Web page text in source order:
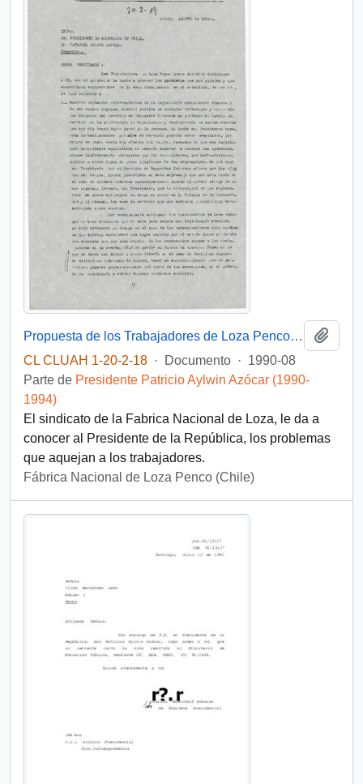
Propuesta de los Trabajadores de Loza Penco al sr. Presidente de la República
CL CLUAH 1-20-2-18 · Documento · 1990-08
Parte de Presidente Patricio Aylwin Azócar (1990-
1994)
El sindicato de la Fabrica Nacional de Loza, le da a
conocer al Presidente de la República, los problemas
que aquejan a los trabajadores.
Fábrica Nacional de Loza Penco (Chile)